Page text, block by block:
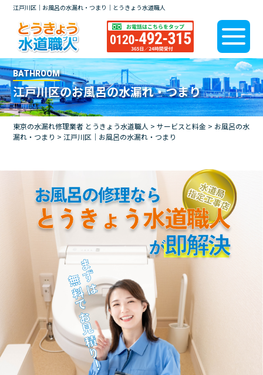
江戸川区｜お風呂の水漏れ・つまり｜とうきょう水道職人
BATHROOM
江戸川区のお風呂の水漏れ・つまり
東京の水漏れ修理業者 とうきょう水道職人 >サービスと料金 > お風呂の水
漏れ・つまり >江戸川区｜お風呂の水漏れ・つまり
まずは
無料でお見積り！
お風呂の修理なら
とうきょう水道職人
が即解決